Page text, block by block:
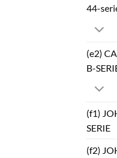
44-
(e2)
B-
(f1)
SERIE
(f2)